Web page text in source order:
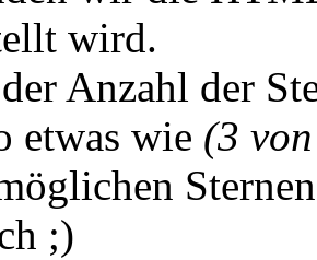
wird.
Anzahl der
etwas wie (3
;)